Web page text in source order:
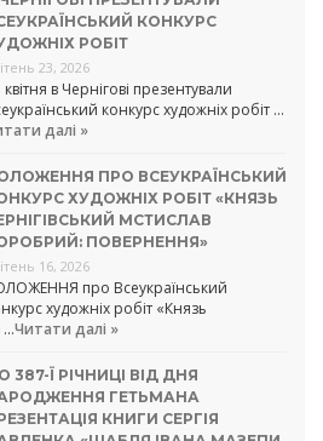
КОНКУРС
РОБІТ
23, 2026
квітня в Чернігові презентували
конкурс художніх робіт …
далі »
ПРО ВСЕУКРАЇНСЬКИЙ
ХУДОЖНІХ РОБІТ «КНЯЗЬ
МСТИСЛАВ
ПОВЕРНЕННЯ»
16, 2026
про Всеукраїнський
художніх робіт «Князь
…Читати далі »
387-Ї РІЧНИЦІ ВІД ДНЯ
ГЕТЬМАНА
КНИГИ СЕРГІЯ